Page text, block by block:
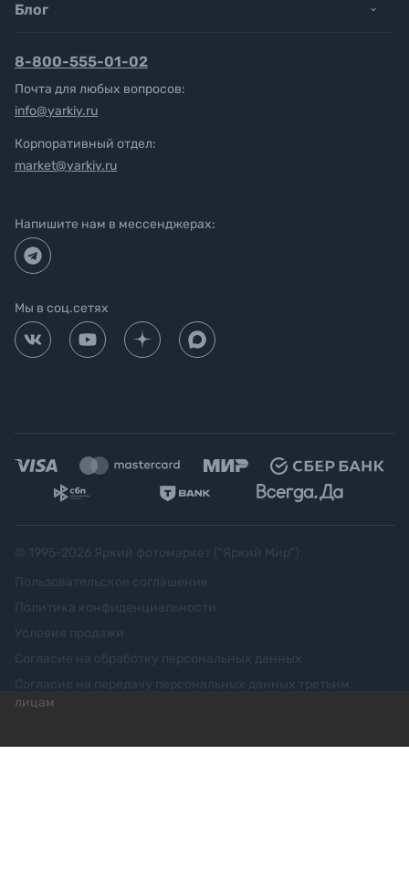
Блог
8-800-555-01-02
Почта для любых вопросов:
info@yarkiy.ru
Корпоративный отдел:
market@yarkiy.ru
Напишите нам в мессенджерах:
Мы в соц.сетях
лицам